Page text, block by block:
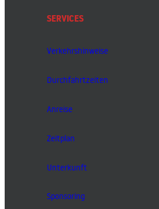
SERVICES
Verkehrshinweise
Durchfahrtzeiten
Anreise
Zeitplan
Unterkunft
Sponsoring